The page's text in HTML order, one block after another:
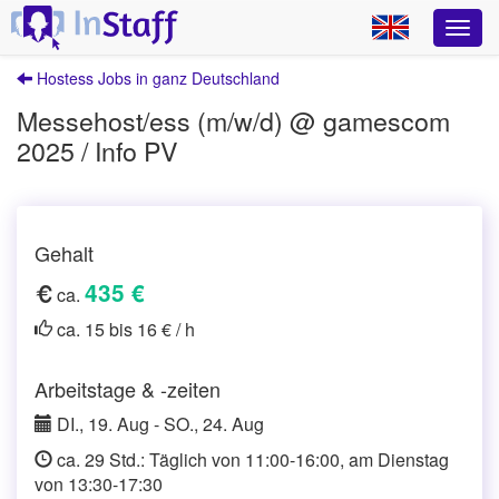
Hostess Jobs in ganz Deutschland
Messehost/ess (m/w/d) @ gamescom
2025 / Info PV
Gehalt
ca. 435 €
ca. 15 bis 16 € / h
Arbeitstage & -zeiten
DI., 19. Aug - SO., 24. Aug
ca. 29 Std.: Täglich von 11:00-16:00, am Dienstag
von 13:30-17:30